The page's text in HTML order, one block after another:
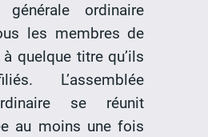
générale ordinaire
les membres de
quelque titre qu’ils
L’assemblée
se réunit
au moins une fois